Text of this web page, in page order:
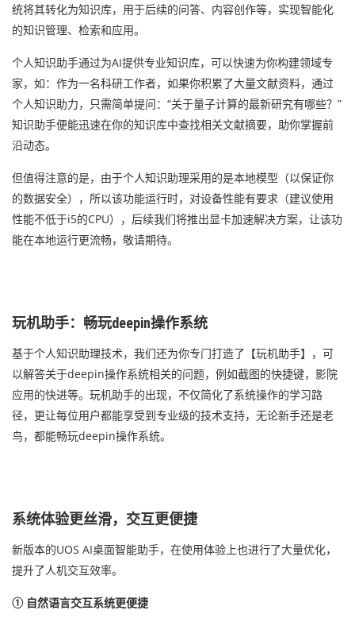
统将其转化为知识库，用于后续的问答、内容创作等，实现智能化
的知识管理、检索和应用。
个人知识助手通过为AI提供专业知识库，可以快速为你构建领域专
家，如：作为一名科研工作者，如果你积累了大量文献资料，通过
个人知识助力，只需简单提问：“关于量子计算的最新研究有哪些？”
知识助手便能迅速在你的知识库中查找相关文献摘要，助你掌握前
沿动态。
但值得注意的是，由于个人知识助理采用的是本地模型（以保证你
的数据安全），所以该功能运行时，对设备性能有要求（建议使用
性能不低于i5的CPU），后续我们将推出显卡加速解决方案，让该功
能在本地运行更流畅，敬请期待。
玩机助手：畅玩deepin操作系统
基于个人知识助理技术，我们还为你专门打造了【玩机助手】，可
以解答关于deepin操作系统相关的问题，例如截图的快捷键，影院
应用的快进等。玩机助手的出现，不仅简化了系统操作的学习路
径，更让每位用户都能享受到专业级的技术支持，无论新手还是老
鸟，都能畅玩deepin操作系统。
系统体验更丝滑，交互更便捷
新版本的UOS AI桌面智能助手，在使用体验上也进行了大量优化，
提升了人机交互效率。
① 自然语言交互系统更便捷